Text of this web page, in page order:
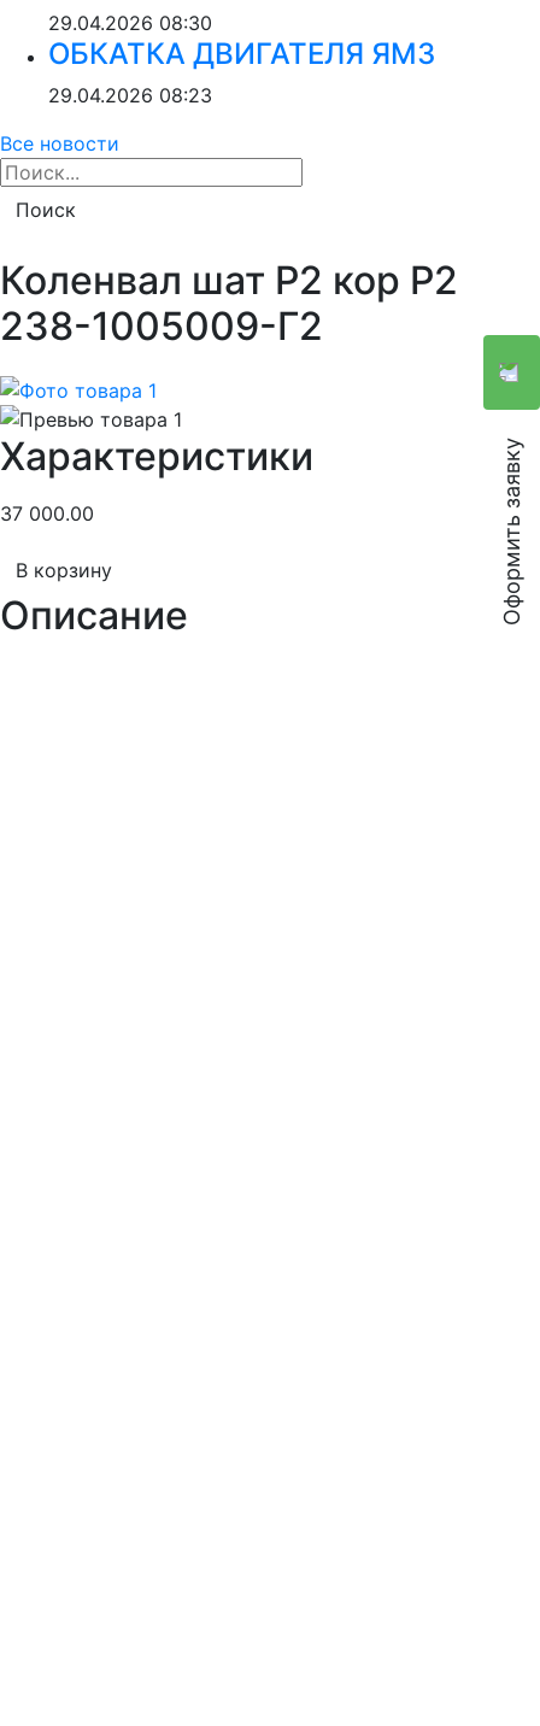
29.04.2026 08:30
ОБКАТКА ДВИГАТЕЛЯ ЯМЗ
29.04.2026 08:23
Все новости
Поиск
Коленвал шат Р2 кор Р2
238-1005009-Г2
Характеристики
37 000.00
В корзину
Описание Оформить заявку